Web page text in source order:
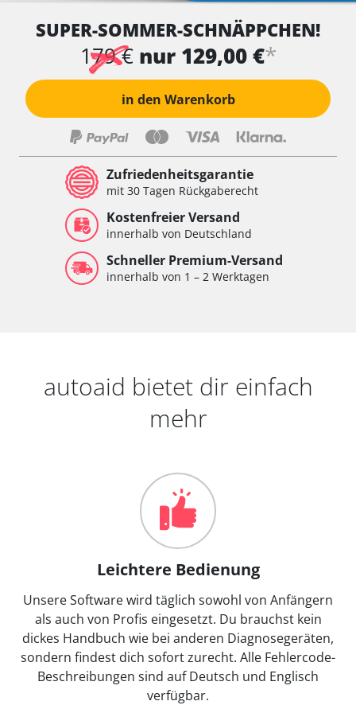
SUPER-SOMMER-SCHNÄPPCHEN!
179 € nur 129,00 €*
in den Warenkorb
Zufriedenheitsgarantie
mit 30 Tagen Rückgaberecht
Kostenfreier Versand
innerhalb von Deutschland
Schneller Premium-Versand
innerhalb von 1 – 2 Werktagen
autoaid bietet dir einfach
mehr
Leichtere Bedienung
Unsere Software wird täglich sowohl von Anfängern
als auch von Profis eingesetzt. Du brauchst kein
dickes Handbuch wie bei anderen Diagnosegeräten,
sondern findest dich sofort zurecht. Alle Fehlercode-
Beschreibungen sind auf Deutsch und Englisch
verfügbar.